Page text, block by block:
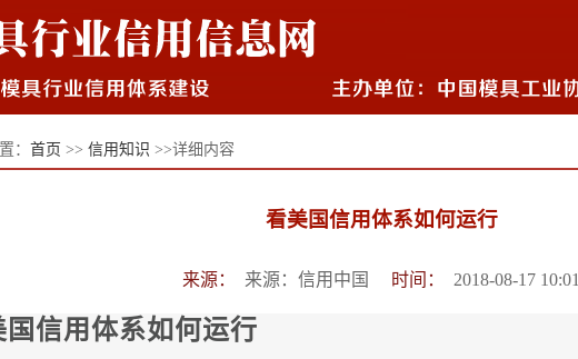
： 首页 >> 信用知识 >>详细内容
看美国信用体系如何运行
来源： 来源：信用中国 时间： 2018-08-17 10:01
国信用体系如何运行